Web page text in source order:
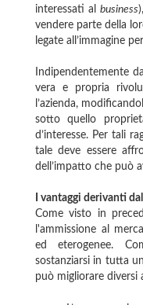
interessati al business
vendere parte della
legate all’immagine
Indipendentemente
vera e propria
l’azienda,
sotto quello
d’interesse. Per tali
tale deve essere
dell’impatto che può
I vantaggi derivanti
Come visto in
l'ammissione al
ed eterogenee.
sostanziarsi in tutta
può migliorare diversi